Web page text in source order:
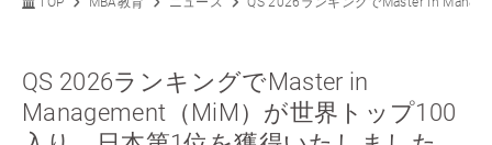
QS 2026ランキングでMaster in
Management（MiM）が世界トップ100